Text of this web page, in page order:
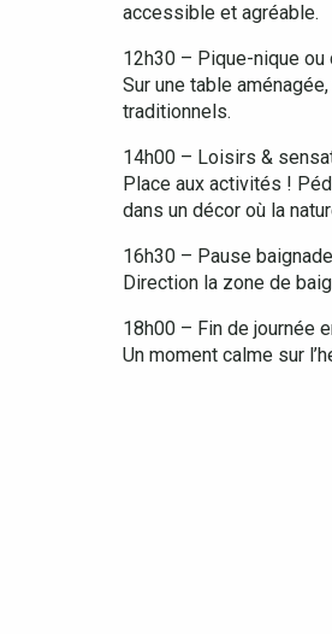
accessible et agréable.
12h30 – Pique-nique ou
Sur une table
traditionnels.
14h00 – Loisirs &
Place aux activités !
dans un décor où la
16h30 – Pause baignade
Direction la zone de
18h00 – Fin de journée
Un moment calme sur